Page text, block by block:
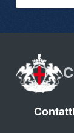
Contatti